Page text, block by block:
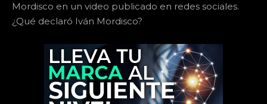
Mordisco en un video publicado en redes sociales.
¿Qué declaró Iván Mordisco?